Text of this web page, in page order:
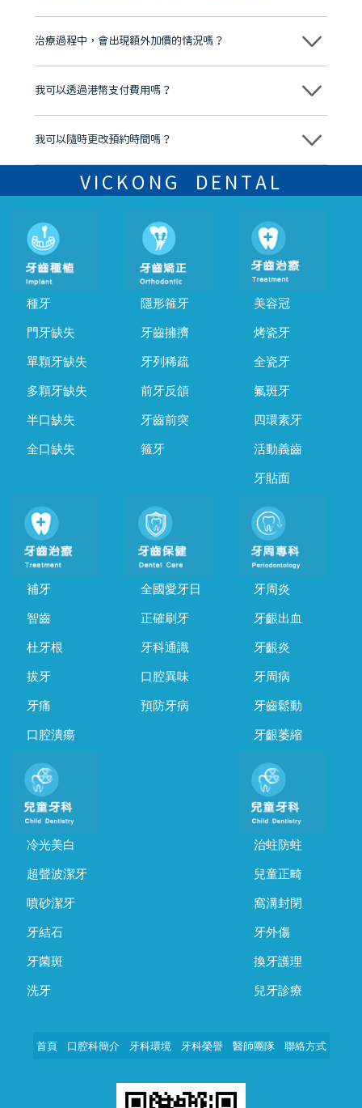
至今已服務超過三十個國家和地區的顧客，受到粵港澳大灣區及周邊城
市市民極高的口碑評價及信任推薦 珠海、深圳設有八大分院，香港亦設
有咨詢及服務保障中心，有任何問題都可以隨時預約免費咨詢，讓人十
不會！只要未開始實際服務之前，你不會被收取任何費用。
治療過程中，會出現額外加價的情況嗎？
不會，治療前我們會詳細說明治療方案及對應的價錢，顧客同意並簽字
我可以透過港幣支付費用嗎？
可以。維港口腔會按照當日匯率轉算收取費用，而匯率會及時告知客人
我可以隨時更改預約時間嗎？
可以，請盡早通過wechat或whatsapp聯絡我們，告知我們你原本預約
的時間及資料，並且重新預約的日期及時段
VICKONG DENTAL
種牙
門牙缺失
單顆牙缺失
多顆牙缺失
半口缺失
全口缺失
隱形箍牙
牙齒擁擠
牙列稀疏
前牙反頜
牙齒前突
箍牙
美容冠
烤瓷牙
全瓷牙
氟斑牙
四環素牙
活動義齒
牙貼面
補牙
智齒
杜牙根
拔牙
牙痛
口腔潰瘍
全國愛牙日
正確刷牙
牙科通識
口腔異味
預防牙病
牙周炎
牙齦出血
牙齦炎
牙周病
牙齒鬆動
牙齦萎縮
冷光美白
超聲波潔牙
噴砂潔牙
牙結石
牙菌斑
洗牙
治蛀防蛀
兒童正畸
窩溝封閉
牙外傷
換牙護理
兒牙診療
首頁 口腔科簡介 牙科環境 牙科榮譽 醫師團隊 聯絡方式